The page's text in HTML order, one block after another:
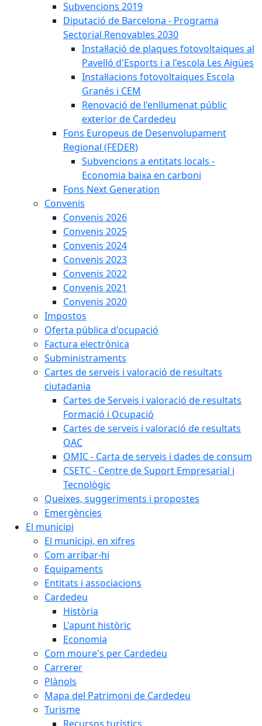
Subvencions 2019
Diputació de Barcelona - Programa
Sectorial Renovables 2030
Instal·lació de plaques fotovoltaiques al
Pavelló d'Esports i a l'escola Les Aigües
Instal·lacions fotovoltaiques Escola
Granés i CEM
Renovació de l'enllumenat públic
exterior de Cardedeu
Fons Europeus de Desenvolupament
Regional (FEDER)
Subvencions a entitats locals -
Economia baixa en carboni
Fons Next Generation
Convenis
Convenis 2026
Convenis 2025
Convenis 2024
Convenis 2023
Convenis 2022
Convenis 2021
Convenis 2020
Impostos
Oferta pública d'ocupació
Factura electrònica
Subministraments
Cartes de serveis i valoració de resultats
ciutadania
Cartes de Serveis i valoració de resultats
Formació i Ocupació
Cartes de serveis i valoració de resultats
OAC
OMIC - Carta de serveis i dades de consum
CSETC - Centre de Suport Empresarial i
Tecnològic
Queixes, suggeriments i propostes
Emergències
El municipi
El municipi, en xifres
Com arribar-hi
Equipaments
Entitats i associacions
Cardedeu
Història
L'apunt històric
Economia
Com moure's per Cardedeu
Carrerer
Plànols
Mapa del Patrimoni de Cardedeu
Turisme